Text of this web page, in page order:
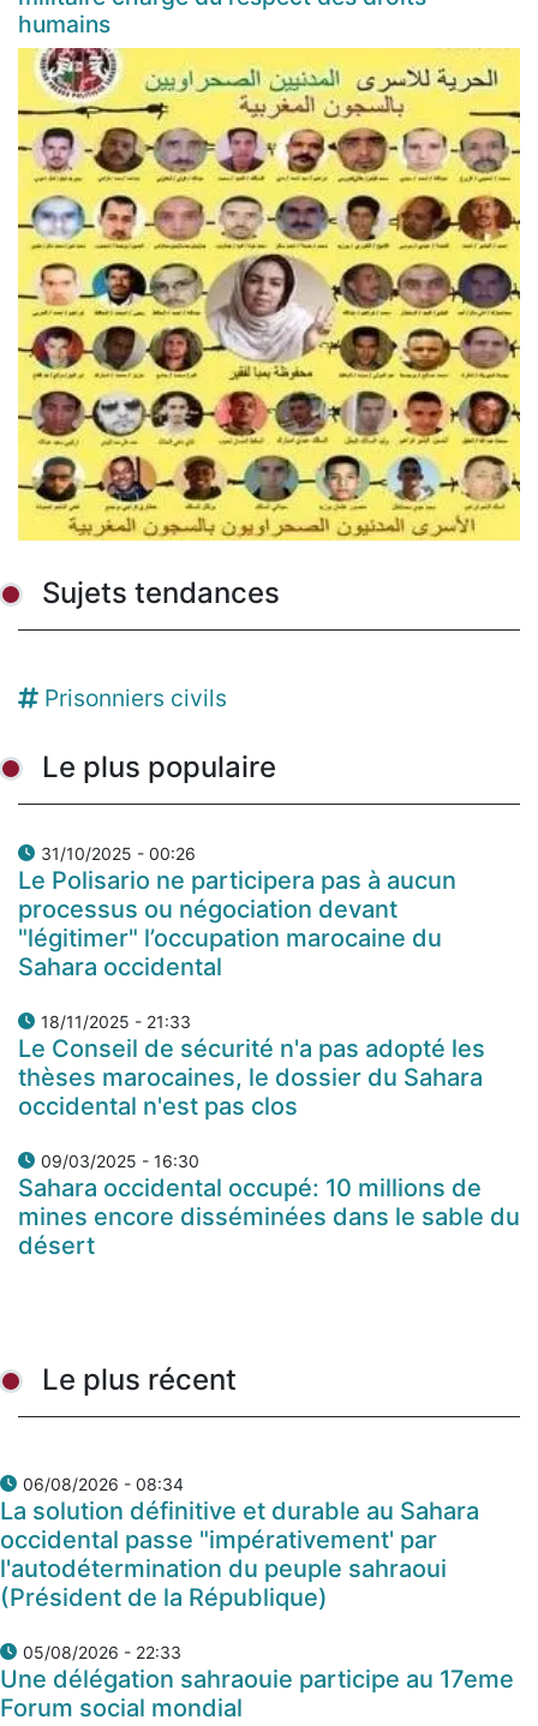
humains
Sujets tendances
Prisonniers civils
Le plus populaire
31/10/2025 - 00:26
Le Polisario ne participera pas à aucun
processus ou négociation devant
"légitimer" l’occupation marocaine du
Sahara occidental
18/11/2025 - 21:33
Le Conseil de sécurité n'a pas adopté les
thèses marocaines, le dossier du Sahara
occidental n'est pas clos
09/03/2025 - 16:30
Sahara occidental occupé: 10 millions de
mines encore disséminées dans le sable du
désert
Le plus récent
06/08/2026 - 08:34
La solution définitive et durable au Sahara
occidental passe "impérativement' par
l'autodétermination du peuple sahraoui
(Président de la République)
05/08/2026 - 22:33
Une délégation sahraouie participe au 17eme
Forum social mondial